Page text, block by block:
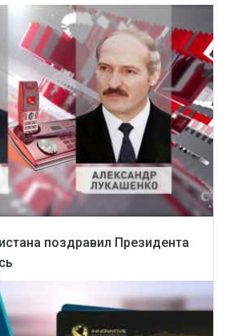
поздравил Президента